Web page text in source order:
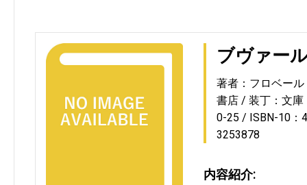
ブヴァー
著者：フロベール
書店
装丁：文庫
0-25
ISBN-10：
3253878
内容紹介: